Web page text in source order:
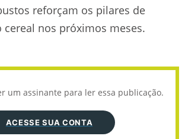
reforçam os pilares de
cereal nos próximos meses.
um assinante para ler essa publicação.
ACESSE SUA CONTA